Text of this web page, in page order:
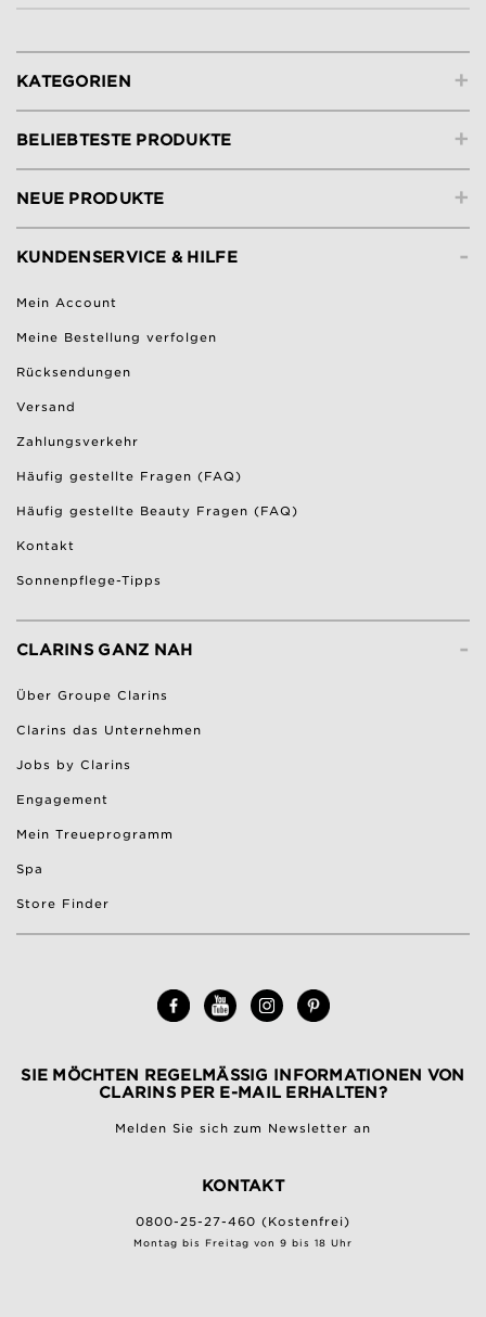
+
KATEGORIEN
+
BELIEBTESTE PRODUKTE
+
NEUE PRODUKTE
-
KUNDENSERVICE & HILFE
Mein Account
Meine Bestellung verfolgen
Rücksendungen
Versand
Zahlungsverkehr
Häufig gestellte Fragen (FAQ)
Häufig gestellte Beauty Fragen (FAQ)
Kontakt
Sonnenpflege-Tipps
-
CLARINS GANZ NAH
Über Groupe Clarins
Clarins das Unternehmen
Jobs by Clarins
Engagement
Mein Treueprogramm
Spa
Store Finder
SIE MÖCHTEN REGELMÄSSIG INFORMATIONEN VON C
LARINS PER E-MAIL ERHALTEN?
Melden Sie sich zum Newsletter an
KONTAKT
0800-25-27-460 (Kostenfrei)
Montag bis Freitag von 9 bis 18 Uhr